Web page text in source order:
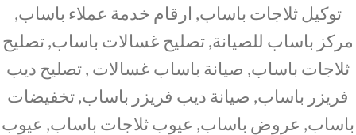
توكيل ثلاجات باساب, ارقام خدمة عملاء باساب,
مركز باساب للصيانة, تصليح غسالات باساب, تصليح
ثلاجات باساب, صيانة باساب غسالات , تصليح ديب
فريزر باساب, صيانة ديب فريزر باساب, تخفيضات
باساب, عروض باساب, عيوب ثلاجات باساب, عيوب